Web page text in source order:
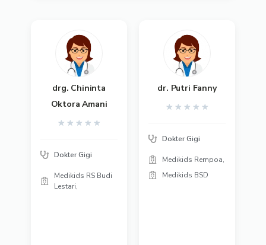
drg. Chininta
Oktora Amani
★ ★ ★ ★ ★
Dokter Gigi
Medikids RS Budi
Lestari,
dr. Putri Fanny
★ ★ ★ ★ ★
Dokter Gigi
Medikids Rempoa,
Medikids BSD